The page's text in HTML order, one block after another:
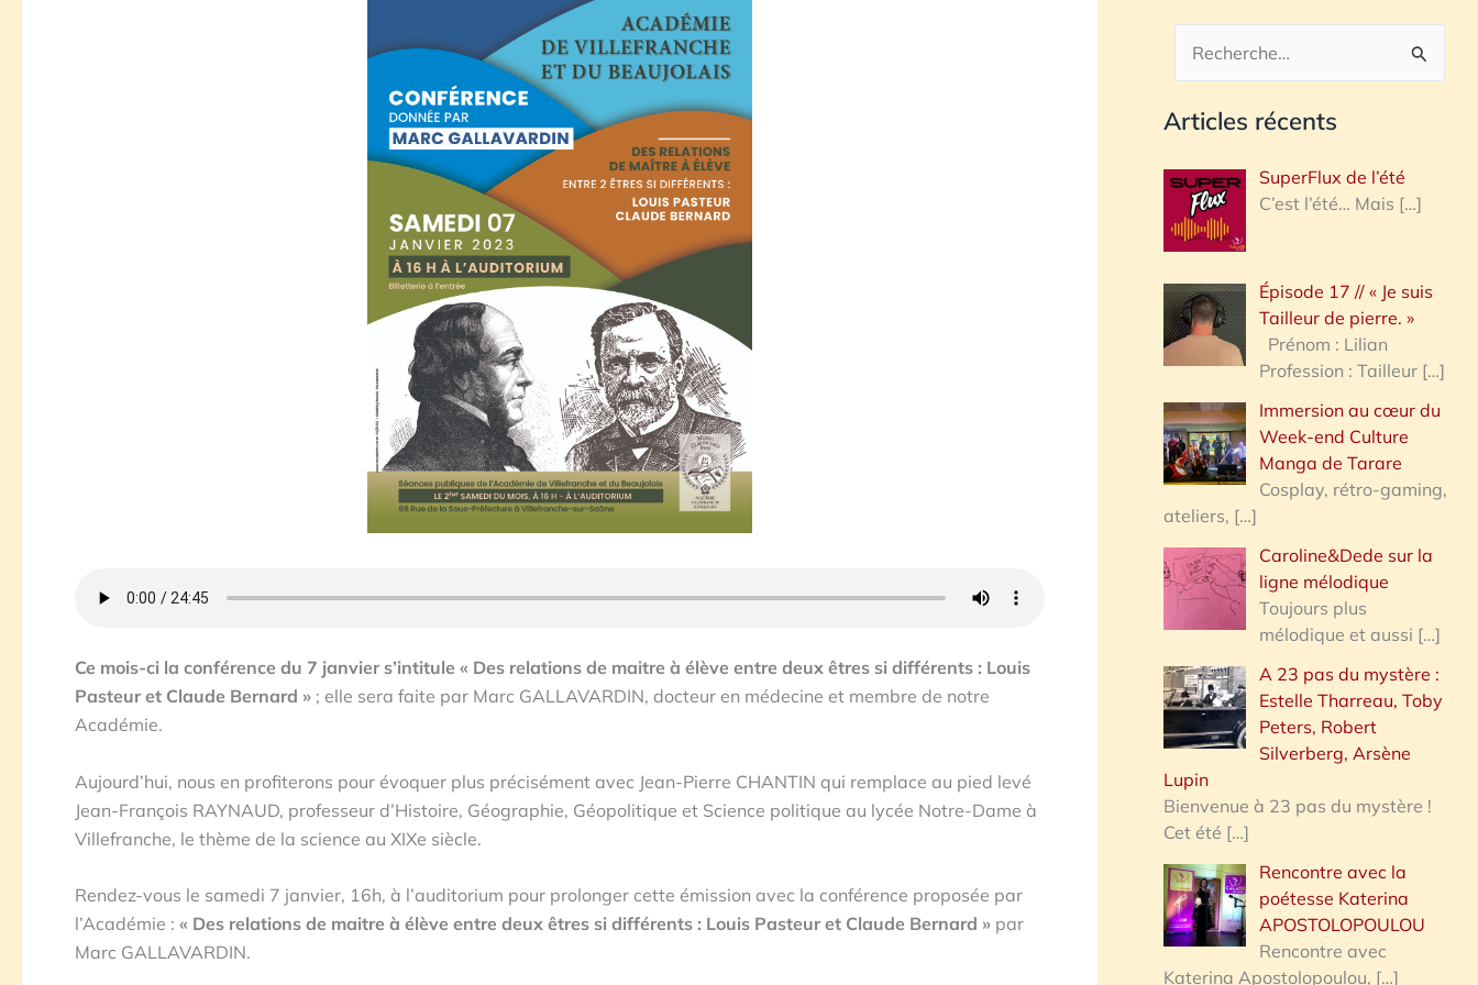
Ce mois-ci la conférence du 7 janvier s’intitule « Des relations de maitre à élève entre deux êtres si différents : Louis
Pasteur et Claude Bernard » ; elle sera faite par Marc GALLAVARDIN, docteur en médecine et membre de notre
Académie.
Aujourd’hui, nous en profiterons pour évoquer plus précisément avec Jean-Pierre CHANTIN qui remplace au pied levé
Jean-François RAYNAUD, professeur d’Histoire, Géographie, Géopolitique et Science politique au lycée Notre-Dame à
Villefranche, le thème de la science au XIXe siècle.
Rendez-vous le samedi 7 janvier, 16h, à l’auditorium pour prolonger cette émission avec la conférence proposée par
l’Académie : « Des relations de maitre à élève entre deux êtres si différents : Louis Pasteur et Claude Bernard » par
Marc GALLAVARDIN.
c
h
r
h
e
:
Articles récents
SuperFlux de l’été
C’est l’été… Mais […]
Épisode 17 // « Je suis
Tailleur de pierre. »
Prénom : Lilian
Profession : Tailleur […]
Immersion au cœur du
Week-end Culture
Manga de Tarare
Cosplay, rétro-gaming,
ateliers, […]
Caroline&Dede sur la
ligne mélodique
Toujours plus
mélodique et aussi […]
A 23 pas du mystère :
Estelle Tharreau, Toby
Peters, Robert
Silverberg, Arsène
Lupin
Bienvenue à 23 pas du mystère !
Cet été […]
Rencontre avec la
poétesse Katerina
APOSTOLOPOULOU
Rencontre avec
Katerina Apostolopoulou, […]